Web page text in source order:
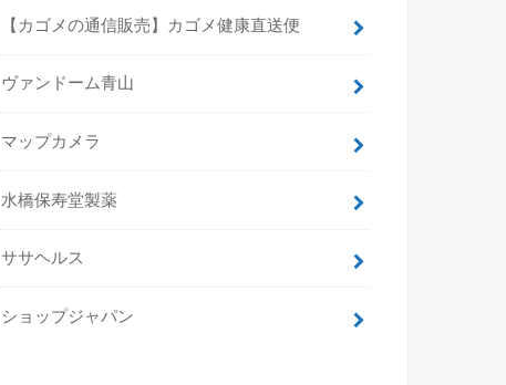
【カゴメの通信販売】カゴメ健康直送便
ヴァンドーム青山
マップカメラ
水橋保寿堂製薬
ササヘルス
ショップジャパン